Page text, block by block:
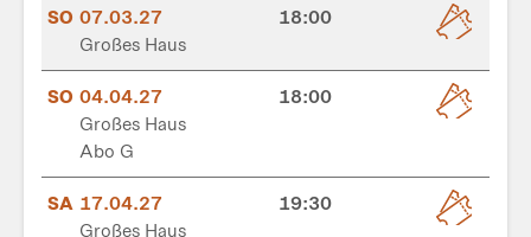
SO 07.03.27
18:00
Großes Haus
SO 04.04.27
18:00
Großes Haus
Abo G
SA 17.04.27
19:30
Großes Haus